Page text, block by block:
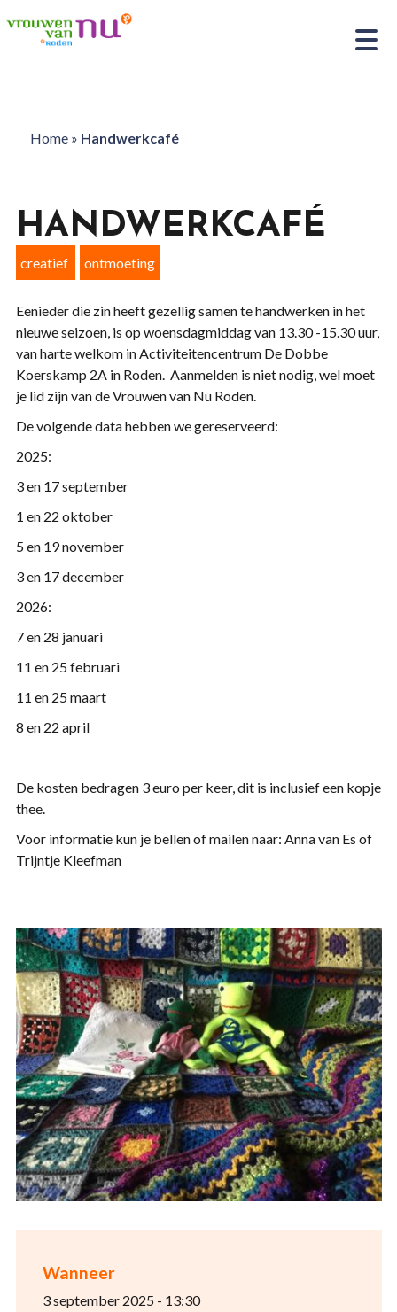
Home» Handwerkcafé
Wanneer
3 september 2025 - 13:30
HANDWERKCAFÉ
creatief ontmoeting
Eenieder die zin heeft gezellig samen te handwerken in het
nieuwe seizoen, is op woensdagmiddag van 13.30 -15.30 uur,
van harte welkom in Activiteitencentrum De Dobbe
Koerskamp 2A in Roden. Aanmelden is niet nodig, wel moet
je lid zijn van de Vrouwen van Nu Roden.
De volgende data hebben we gereserveerd:
2025​:
3 en 17 september
1 en 22 oktober
5 en 19 november
3 en 17december
2026:
7 en 28 januari
11 en 25 februari
11 en 25 maart
8 en 22 april
De kosten bedragen 3 euro per keer, dit is inclusief een kopje
thee.
Voor informatie kun je bellen of mailen naar: Anna van Es of
Trijntje Kleefman